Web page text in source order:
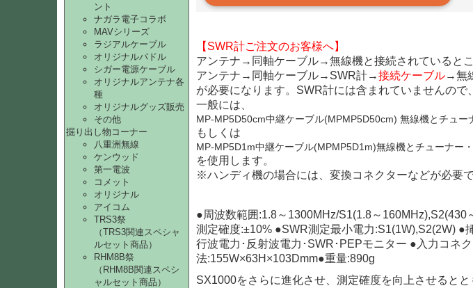
ント
ナガラ電子コラボ
MAVシリーズ
ラジアルケーブル
オリジナルパドル
シガー電源ケーブル
オリジナルアンテナ各
種
オリジナルグッズ販売
その他
掘り出し物コーナー
八重洲無線
ケンウッド
第一電波
コメット
オリジナル
アイコム
TRS3祭
（TRS3関連スペシャ
ルセット商品）
RHM8B祭
（RHM8B関連スペシ
ャルセット商品）
【SWR計ご注文のお客様へ】
アンテナ→同軸ケーブル→無線機と接続されていると
アンテナ→同軸ケーブル→SWR計→接続ケーブル→無
が必要になります。SWR計には含まれていませんので
一般には、
MP-MP5D50cm中継ケーブル(MPMP5D50cm) 無線機とチュー
もしくは
MP-MP5D1m中継ケーブル(MPMP5D1m)無線機とチューナー
を使用します。
※ハンディ機の場合には、変換コネクターなどが必要
●周波数範囲:1.8～1300MHz/S1(1.8～
測定確度:±10% ●SWR測定最小電力:S1(1W),S2(2W)
行波電力･反射波電力･SWR･PEPモニター ●入力コネ
法:155W×63H×103Dmm●重量:890g
SX1000をさらに進化させ、測定確度を向上させると